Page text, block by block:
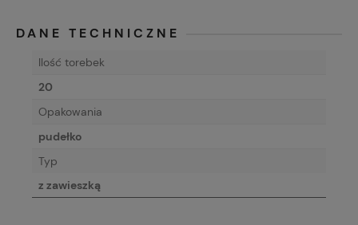
DANE TECHNICZNE
Ilość torebek
20
Opakowania
pudełko
Typ
z zawieszką